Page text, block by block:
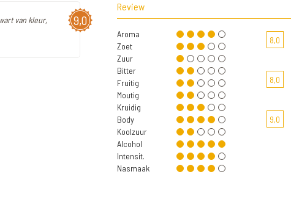
9,0
van kleur,
Review
Aroma
Zoet
Zuur
Bitter
Fruitig
Moutig
Kruidig
Body
Koolzuur
Alcohol
Intensit.
Nasmaak
8,0
8,0
9,0